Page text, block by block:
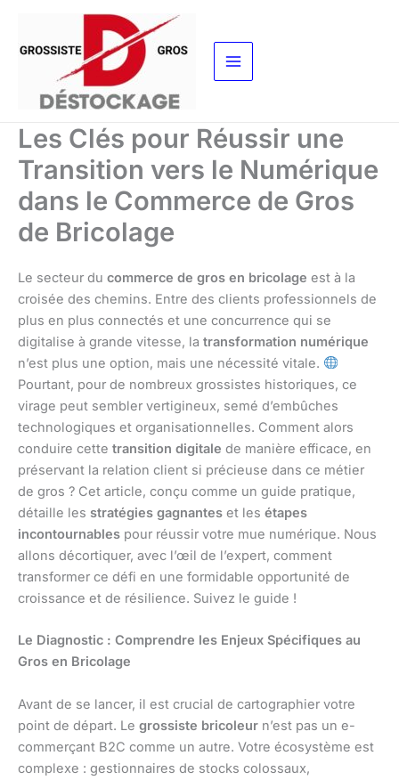
contenu
Les Clés pour Réussir une
Transition vers le Numérique
dans le Commerce de Gros
de Bricolage
Le secteur du commerce de gros en bricolage est à la
croisée des chemins. Entre des clients professionnels de
plus en plus connectés et une concurrence qui se
digitalise à grande vitesse, la transformation numérique
n’est plus une option, mais une nécessité vitale.
Pourtant, pour de nombreux grossistes historiques, ce
virage peut sembler vertigineux, semé d’embûches
technologiques et organisationnelles. Comment alors
conduire cette transition digitale de manière efficace, en
préservant la relation client si précieuse dans ce métier
de gros ? Cet article, conçu comme un guide pratique,
détaille les stratégies gagnantes et les étapes
incontournables pour réussir votre mue numérique. Nous
allons décortiquer, avec l’œil de l’expert, comment
transformer ce défi en une formidable opportunité de
croissance et de résilience. Suivez le guide !
Le Diagnostic : Comprendre les Enjeux Spécifiques au
Gros en Bricolage
Avant de se lancer, il est crucial de cartographier votre
point de départ. Le grossiste bricoleur n’est pas un e-
commerçant B2C comme un autre. Votre écosystème est
complexe : gestionnaires de stocks colossaux,